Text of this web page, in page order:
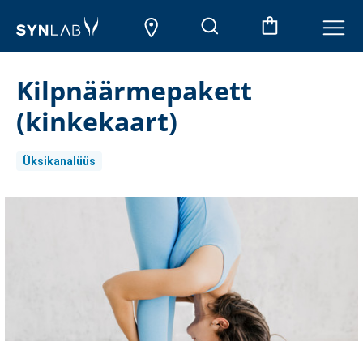
Kilpnäärmepakett
(kinkekaart)
Üksikanalüüs